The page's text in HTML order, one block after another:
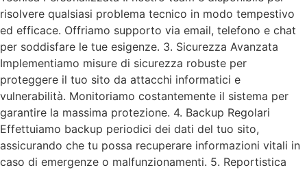
risolvere qualsiasi problema tecnico in modo tempestivo
ed efficace. Offriamo supporto via email, telefono e chat
per soddisfare le tue esigenze. 3. Sicurezza Avanzata
Implementiamo misure di sicurezza robuste per
proteggere il tuo sito da attacchi informatici e
vulnerabilità. Monitoriamo costantemente il sistema per
garantire la massima protezione. 4. Backup Regolari
Effettuiamo backup periodici dei dati del tuo sito,
assicurando che tu possa recuperare informazioni vitali in
caso di emergenze o malfunzionamenti. 5. Reportistica